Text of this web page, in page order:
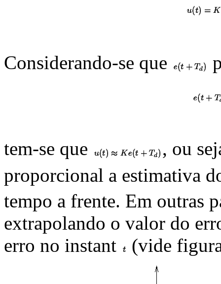
Considerando-se que
tem-se que
, ou
proporcional a estimativa
tempo a frente. Em outras
extrapolando o valor do
erro no instant
(vide